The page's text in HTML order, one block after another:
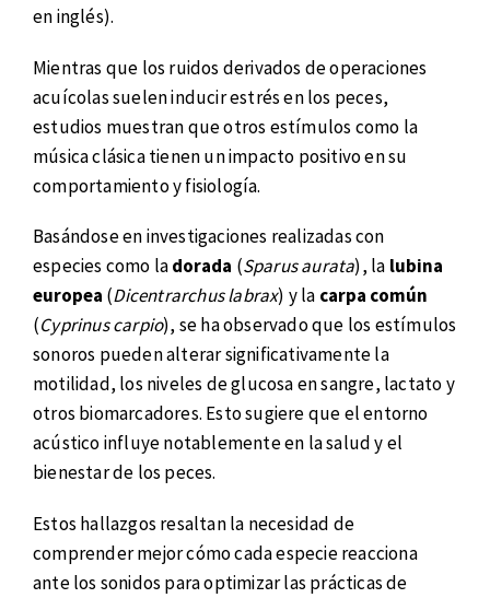
en inglés).
Mientras que los ruidos derivados de operaciones
acuícolas suelen inducir estrés en los peces,
estudios muestran que otros estímulos como la
música clásica tienen un impacto positivo en su
comportamiento y fisiología.
Basándose en investigaciones realizadas con
especies como ladorada (Sparus aurata), la lubina
europea (Dicentrarchus labrax) y la carpa común
(Cyprinus carpio), se ha observado que los estímulos
sonoros pueden alterar significativamente la
motilidad, los niveles de glucosa en sangre, lactato y
otros biomarcadores. Esto sugiere que el entorno
acústico influye notablemente en la salud y el
bienestar de los peces.
Estos hallazgos resaltan la necesidad de
comprender mejor cómo cada especie reacciona
ante los sonidos para optimizar las prácticas de